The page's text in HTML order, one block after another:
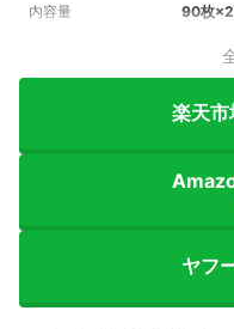
内容量 90枚
楽天市
ヤフ